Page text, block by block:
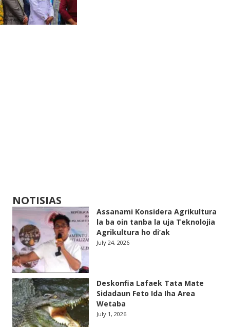
NOTISIAS
Assanami Konsidera Agrikultura
la ba oin tanba la uja Teknolojia
Agrikultura ho di’ak
July 24, 2026
Deskonfia Lafaek Tata Mate
Sidadaun Feto Ida Iha Area
Wetaba
July 1, 2026